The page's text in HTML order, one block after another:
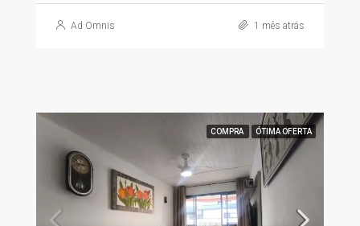
Ad Omnis 1 mês atrás
COMPRA ÓTIMA OFERTA